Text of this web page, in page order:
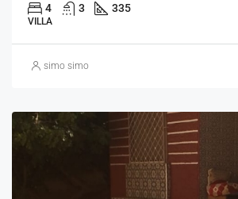
4 3 335
VILLA
simo simo